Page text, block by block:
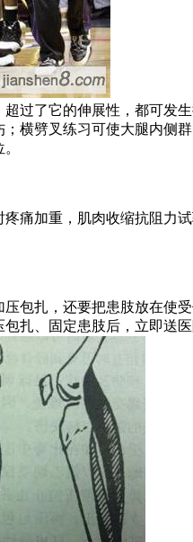
了它的伸展性，都可发
横劈叉练习可使大腿内侧
加重，肌肉收缩抗阻力
扎，还要把患肢放在使
扎、固定患肢后，立即送